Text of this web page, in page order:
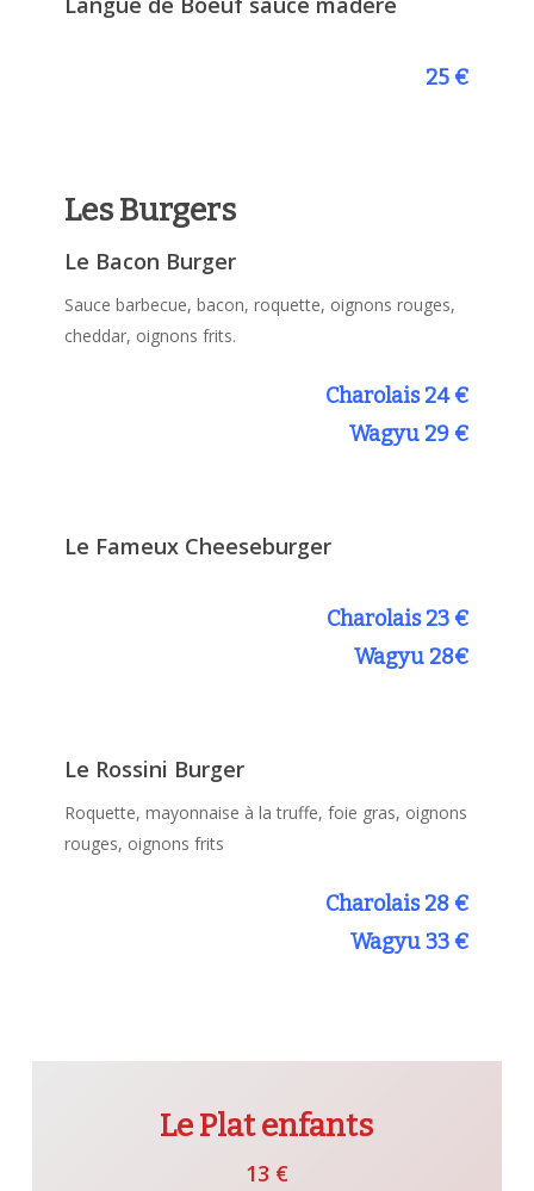
25 €
Les Burgers
Le Bacon Burger
Sauce barbecue, bacon, roquette, oignons rouges,
cheddar, oignons frits.
Charolais 24 €
Wagyu 29 €
Le Fameux Cheeseburger
Charolais 23 €
Wagyu 28€
Le Rossini Burger
Roquette, mayonnaise à la truffe, foie gras, oignons
rouges, oignons frits
Charolais 28 €
Wagyu 33 €
Le Plat enfants
13 €